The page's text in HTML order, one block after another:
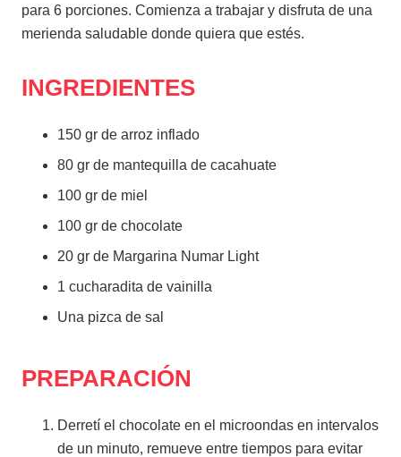
para 6 porciones. Comienza a trabajar y disfruta de una
merienda saludable donde quiera que estés.
INGREDIENTES
150 gr de arroz inflado
80 gr de mantequilla de cacahuate
100 gr de miel
100 gr de chocolate
20 gr de Margarina Numar Light
1 cucharadita de vainilla
Una pizca de sal
PREPARACIÓN
Derretí el chocolate en el microondas en intervalos
de un minuto, remueve entre tiempos para evitar